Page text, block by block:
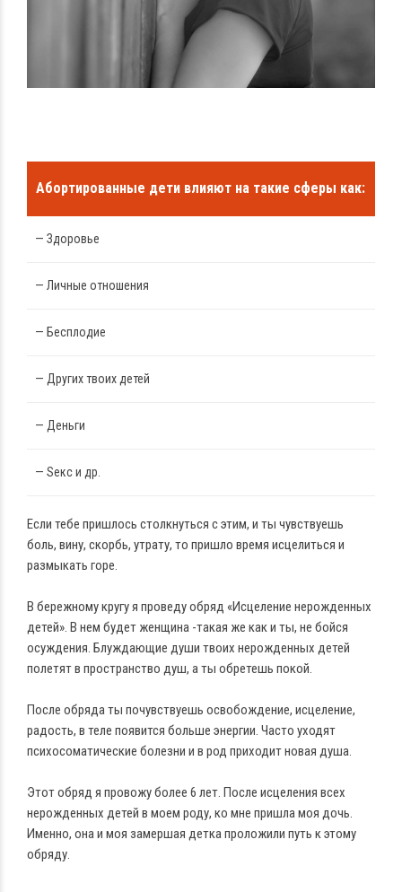
Абортированные дети влияют на такие сферы как:
— Здоровье
— Личные отношения
— Бесплодие
— Других твоих детей
— Деньги
— Seкс и др.
Если тебе пришлось столкнуться с этим, и ты чувствуешь
боль, вину, скорбь, утрату, то пришло время исцелиться и
размыкать горе.
В бережному кругу я проведу обряд «Исцеление нерожденных
детей». В нем будет женщина -такая же как и ты, не бойся
осуждения. Блуждающие души твоих нерожденных детей
полетят в пространство душ, а ты обретешь покой.
После обряда ты почувствуешь освобождение, исцеление,
радость, в теле появится больше энергии. Часто уходят
психосоматические болезни и в род приходит новая душа.
Этот обряд я провожу более 6 лет. После исцеления всех
нерожденных детей в моем роду, ко мне пришла моя дочь.
Именно, она и моя замершая детка проложили путь к этому
обряду.